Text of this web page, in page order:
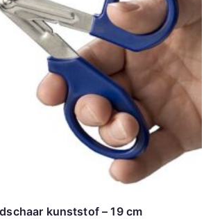
kunststof – 19 cm